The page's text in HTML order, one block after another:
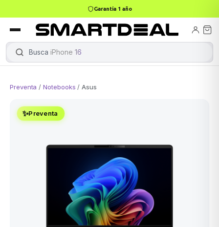
Garantía 1 año
Busca iPhone 16
Preventa /Notebooks /Asus
✨Preventa